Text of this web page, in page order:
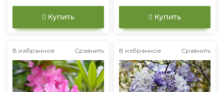
Купить Купить
В избранное Сравнить В избранное Сравнить